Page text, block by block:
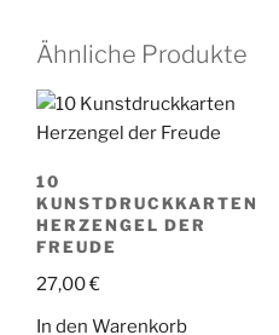
Ähnliche Produkte
10
KUNSTDRUCKKARTEN
HERZENGEL DER
FREUDE
27,00€
In den Warenkorb